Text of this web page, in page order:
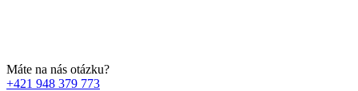
Máte na nás otázku?
+421 948 379 773